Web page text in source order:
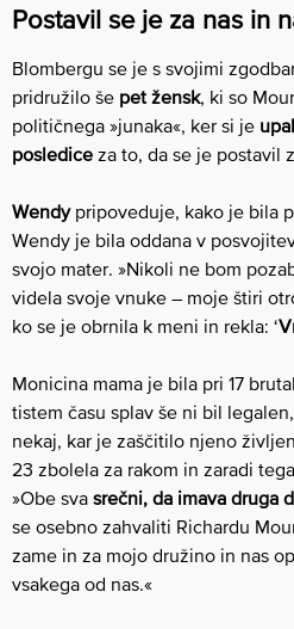
Postavil se je za nas in
Blombergu se je s svojimi
pridružilo še pet žensk, ki so
političnega »junaka«, ker si je
posledice za to, da se je postavil
Wendypripoveduje, kako je bila
Wendy je bila oddana v
svojo mater. »Nikoli ne bom
videla svoje vnuke – moje štiri
ko se je obrnila k meni in rekla: ‘
Monicina mama je bila pri 17
tistem času splav še ni bil
nekaj, kar je zaščitilo njeno
23 zbolela za rakom in zaradi
»Obe sva srečni, da imava druga
se osebno zahvaliti Richardu
zame in za mojo družino in nas
vsakega od nas.«